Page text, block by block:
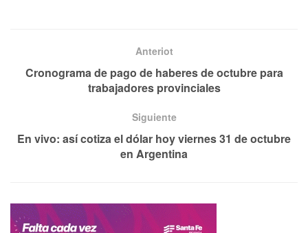
Anteriot
Cronograma de pago de haberes de octubre para
trabajadores provinciales
Siguiente
En vivo: así cotiza el dólar hoy viernes 31 de octubre
en Argentina